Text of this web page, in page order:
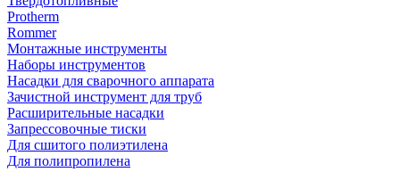
Protherm
Rommer
Монтажные инструменты
Наборы инструментов
Насадки для сварочного аппарата
Зачистной инструмент для труб
Расширительные насадки
Запрессовочные тиски
Для сшитого полиэтилена
Для полипропилена